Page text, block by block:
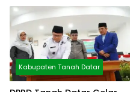
Kabupaten Tanah Datar